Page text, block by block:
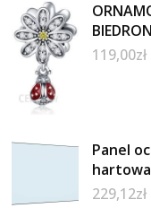
119,00zł
Panel
229,12zł